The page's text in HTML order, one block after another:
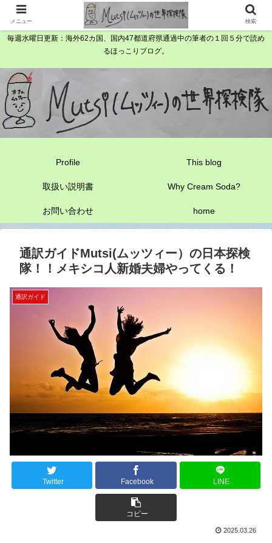
毎週水曜日更新：海外62カ国、国内47都道府県通過中の筆者の１回５分で読め
るほっこりブログ。
Profile This blog
取扱い説明書 Why Cream Soda?
お問い合わせ home
通訳ガイドMutsi(ムッツィー）の日本探検
隊！！メキシコ人新婚夫婦やってくる！
通訳ガイド
Twitter Facebook LINE
コピー
2025.03.26
メニュー 検索